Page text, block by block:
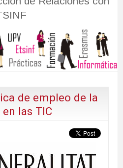
de empleo de la
las TIC